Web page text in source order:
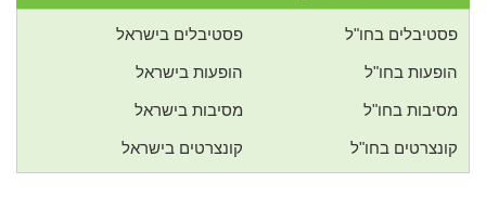
פסטיבלים בחו"ל פסטיבלים בישראל
הופעות בחו"ל הופעות בישראל
מסיבות בחו"ל מסיבות בישראל
קונצרטים בחו"ל קונצרטים בישראל